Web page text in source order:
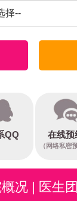
QQ 在线预
（网络私密
况 | 医生